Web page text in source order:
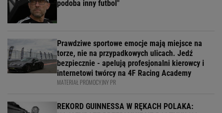
podoba inny futbol"
Prawdziwe sportowe emocje mają miejsce na
torze, nie na przypadkowych ulicach. Jedź
bezpiecznie - apelują profesjonalni kierowcy i
internetowi twórcy na 4F Racing Academy
MATERIAŁ PROMOCYJNY PR
REKORD GUINNESSA W RĘKACH POLAKA: